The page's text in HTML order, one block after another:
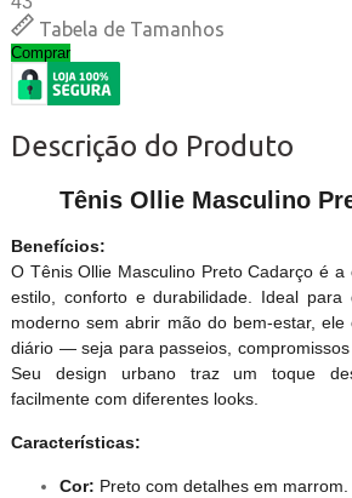
Tabela de Tamanhos
Comprar
Descrição do Produto
Tênis Ollie Masculino
Benefícios:
O Tênis Ollie Masculino Preto Cadarço é
estilo, conforto e durabilidade. Ideal para
moderno sem abrir mão do bem-estar,
diário — seja para passeios, compromissos
Seu design urbano traz um toque
facilmente com diferentes looks.
Características:
Cor: Preto com detalhes em marrom.